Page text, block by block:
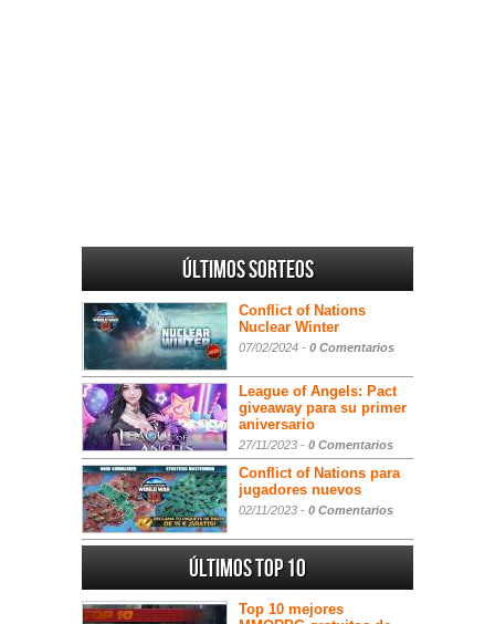
Últimos sorteos
Conflict of Nations
Nuclear Winter
07/02/2024 - 0 Comentarios
League of Angels: Pact
giveaway para su primer
aniversario
27/11/2023 - 0 Comentarios
Conflict of Nations para
jugadores nuevos
02/11/2023 - 0 Comentarios
Últimos Top 10
Top 10 mejores